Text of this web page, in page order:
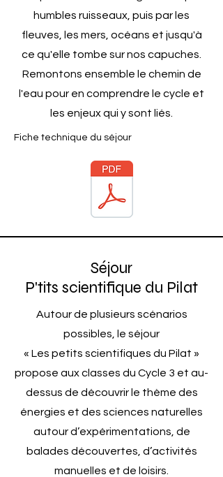
humbles ruisseaux, puis par les
fleuves, les mers, océans et jusqu'à
ce qu'elle tombe sur nos capuches.
Remontons ensemble le chemin de
l'eau pour en comprendre le cycle et
les enjeux qui y sont liés.
Fiche technique du séjour
Séjour
P'tits scientifique du Pilat
Autour de plusieurs scénarios
possibles, le séjour
« Les petits scientifiques du Pilat »
propose aux classes du Cycle 3 et au-
dessus de découvrir le thème des
énergies et des sciences naturelles
autour d’expérimentations, de
balades découvertes, d’activités
manuelles et de loisirs.